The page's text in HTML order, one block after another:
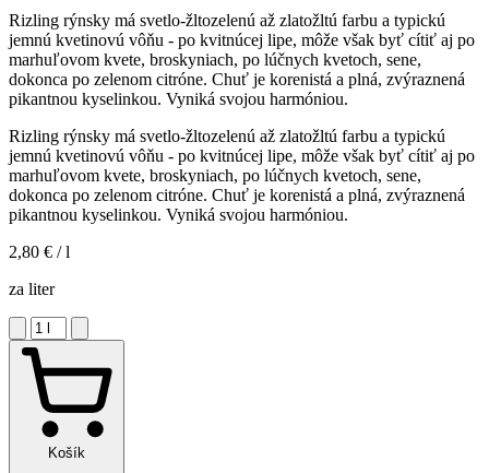
Rizling rýnsky má svetlo-žltozelenú až zlatožltú farbu a typickú
jemnú kvetinovú vôňu - po kvitnúcej lipe, môže však byť cítiť aj po
marhuľovom kvete, broskyniach, po lúčnych kvetoch, sene,
dokonca po zelenom citróne. Chuť je korenistá a plná, zvýraznená
pikantnou kyselinkou. Vyniká svojou harmóniou.
Rizling rýnsky má svetlo-žltozelenú až zlatožltú farbu a typickú
jemnú kvetinovú vôňu - po kvitnúcej lipe, môže však byť cítiť aj po
marhuľovom kvete, broskyniach, po lúčnych kvetoch, sene,
dokonca po zelenom citróne. Chuť je korenistá a plná, zvýraznená
pikantnou kyselinkou. Vyniká svojou harmóniou.
2,80 € / l
za liter
Košík